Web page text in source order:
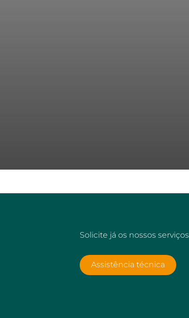
Solicite já os nossos serviços
Assistência técnica